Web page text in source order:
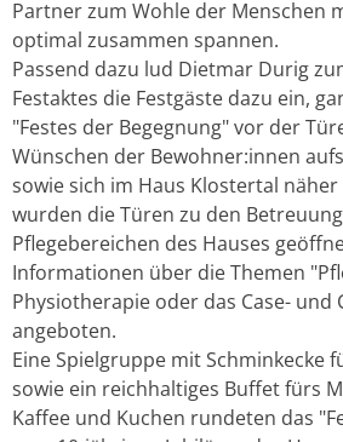
Partner zum Wohle der Menschen
optimal zusammen spannen.
Passend dazu lud Dietmar Durig
Festaktes die Festgäste dazu ein,
"Festes der Begegnung" vor der
Wünschen der Bewohner:innen
sowie sich im Haus Klostertal
wurden die Türen zu den
Pflegebereichen des Hauses
Informationen über die Themen
Physiotherapie oder das Case- und
angeboten.
Eine Spielgruppe mit Schminkecke
sowie ein reichhaltiges Buffet fürs
Kaffee und Kuchen rundeten das